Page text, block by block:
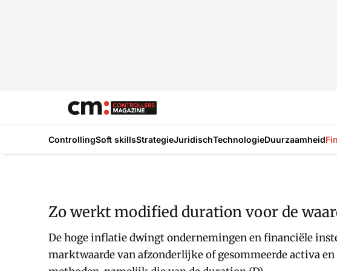
ControllingSoft skillsStrategieJuridischTechnologieDuurzaamheid
Zo werkt modified duration voor de
De hoge inflatie dwingt ondernemingen en financiële
marktwaarde van afzonderlijke of gesommeerde activa